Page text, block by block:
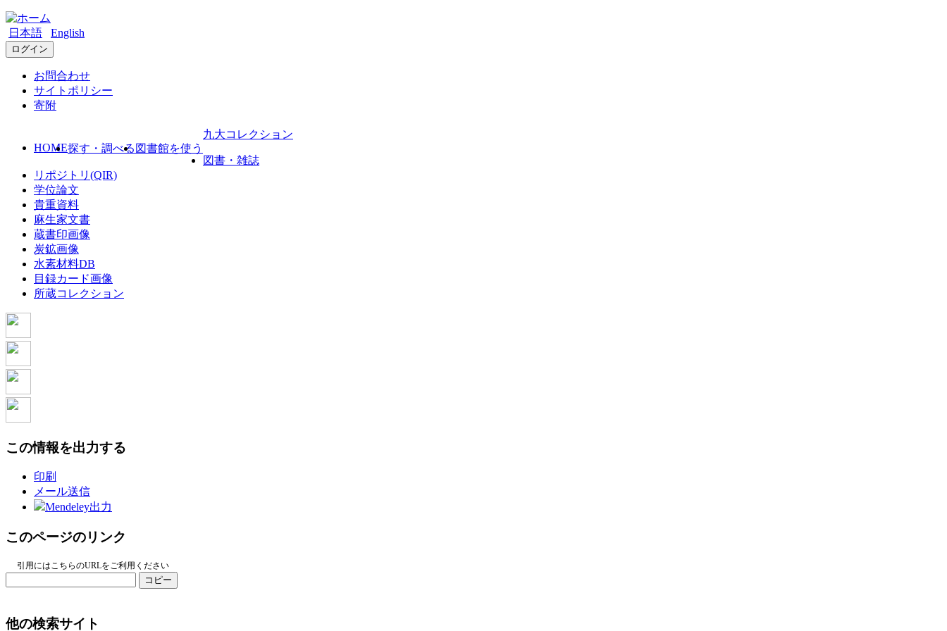
日本語 English
ログイン
お問合わせ
サイトポリシー
寄附
HOME探す・調べる 図書館を使う
九大コレクション
図書・雑誌
リポジトリ(QIR)
学位論文
貴重資料
麻生家文書
蔵書印画像
炭鉱画像
水素材料DB
目録カード画像
所蔵コレクション
この情報を出力する
印刷
メール送信
Mendeley出力
このページのリンク
引用にはこちらのURLをご利用ください
コピー
他の検索サイト